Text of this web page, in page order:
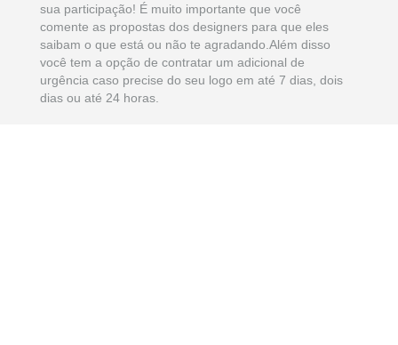
sua participação! É muito importante que você
comente as propostas dos designers para que eles
saibam o que está ou não te agradando.Além disso
você tem a opção de contratar um adicional de
urgência caso precise do seu logo em até 7 dias, dois
dias ou até 24 horas.